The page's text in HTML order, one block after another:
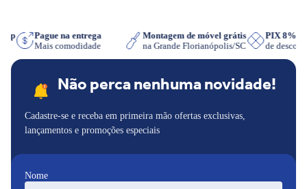
Pague na entrega
Mais comodidade
Montagem de móvel grátis
na Grande Florianópolis/SC
PIX 8%
de
Não perca nenhuma novidade!
Cadastre-se e receba em primeira mão ofertas exclusivas,
lançamentos e promoções especiais
Nome